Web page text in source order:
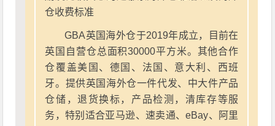
仓收费标准
GBA英国海外仓于2019年成立，目前在
英国自营仓总面积30000平方米。其他合作
仓覆盖美国、德国、法国、意大利、西班
牙。提供英国海外仓一件代发、中大件产品
仓储，退货换标，产品检测，清库存等服
务，特别适合亚马逊、速卖通、eBay、阿里